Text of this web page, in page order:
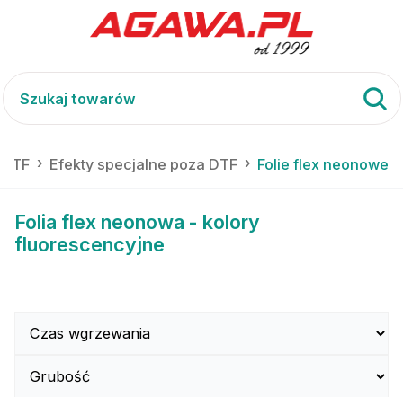
DTF Efekty specjalne poza DTF Folie flex neonowe
Folia flex neonowa - kolory
fluorescencyjne